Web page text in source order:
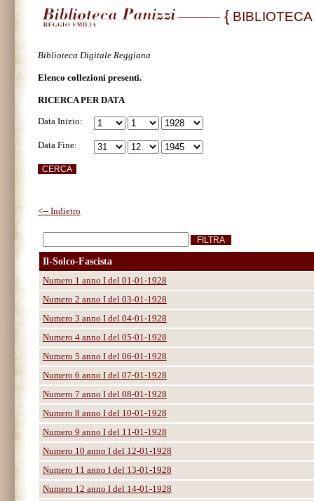
{
Biblioteca Digitale Reggiana
Elenco collezioni presenti.
RICERCA PER DATA
Data Inizio:
Data Fine:
<-- Indietro
Il-Solco-Fascista
Numero 1 anno I del 01-01-1928
Numero 2 anno I del 03-01-1928
Numero 3 anno I del 04-01-1928
Numero 4 anno I del 05-01-1928
Numero 5 anno I del 06-01-1928
Numero 6 anno I del 07-01-1928
Numero 7 anno I del 08-01-1928
Numero 8 anno I del 10-01-1928
Numero 9 anno I del 11-01-1928
Numero 10 anno I del 12-01-1928
Numero 11 anno I del 13-01-1928
Numero 12 anno I del 14-01-1928